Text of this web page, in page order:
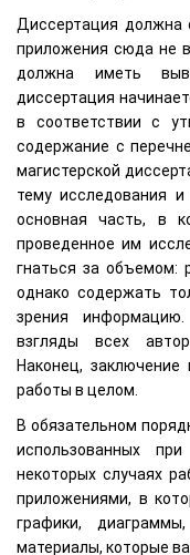
Диссертация должна
приложения сюда не
должна иметь
диссертация
в соответствии с
содержание с
магистерской
тему исследования и
основная часть, в
проведенное им
гнаться за объемом:
однако содержать
зрения
взгляды всех
Наконец,
работы в целом.
В обязательном
использованных
некоторых случаях
приложениями, в
графики,
материалы, которые